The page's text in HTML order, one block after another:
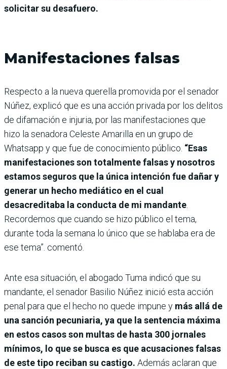
solicitar su desafuero.
Manifestaciones falsas
Respecto a la nueva querella promovida por el senador
Núñez, explicó que es una acción privada por los delitos
de difamación e injuria, por las manifestaciones que
hizo la senadora Celeste Amarilla en un grupo de
Whatsapp y que fue de conocimiento público. “Esas
manifestaciones son totalmente falsas y nosotros
estamos seguros que la única intención fue dañar y
generar un hecho mediático en el cual
desacreditaba la conducta de mi mandante
Recordemos que cuando se hizo público el tema,
durante toda la semana lo único que se hablaba era de
ese tema”. comentó.
Ante esa situación, el abogado Tuma indicó que su
mandante, el senador Basilio Núñez inició esta acción
penal para que el hecho no quede impune y más allá de
una sanción pecuniaria, ya que la sentencia máxima
en estos casos son multas de hasta 300 jornales
mínimos, lo que se busca es que acusaciones falsas
de este tipo reciban su castigo. Además aclaran que